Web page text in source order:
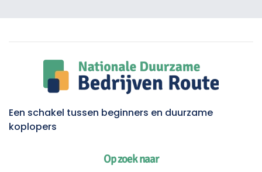
Een schakel tussen beginners en duurzame
koplopers
Op zoek naar